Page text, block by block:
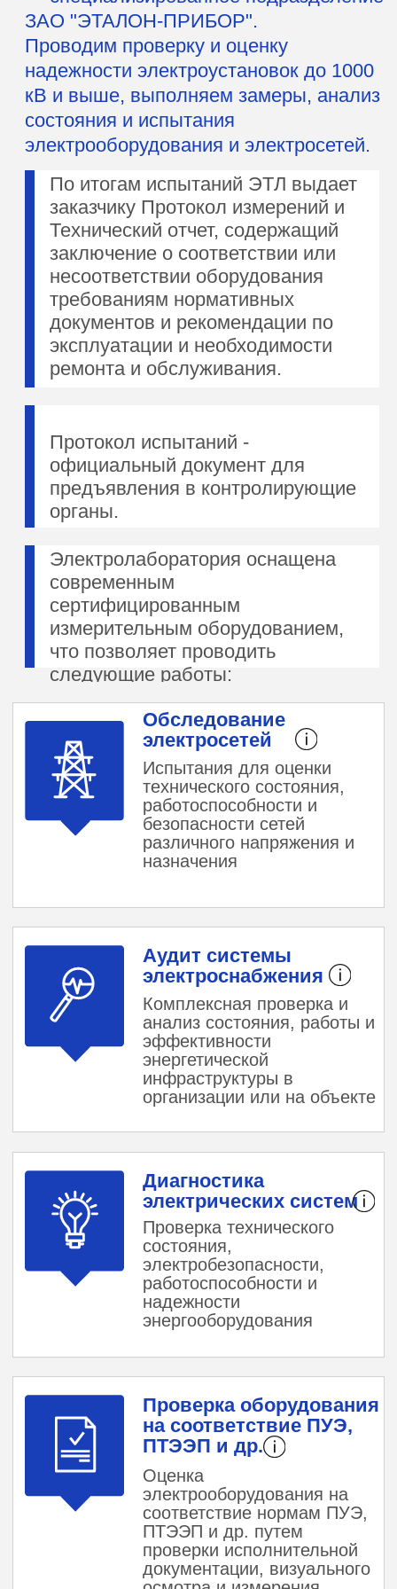
Электролаборатория оснащена
современным
сертифицированным
измерительным оборудованием,
что позволяет проводить
следующие работы:
предъявления в контролирующие
органы.
Испытания для оценки
технического состояния,
работоспособности и
безопасности сетей
различного напряжения и
назначения
Комплексная проверка и
организации или на объекте
Аудит системы
электроснабжения
электросетей
состояния,
электробезопасности,
работоспособности и
надежности
энергооборудования
Оценка
электрооборудования на
соответствие нормам ПУЭ,
ПТЭЭП и др. путем
проверки исполнительной
документации, визуального
осмотра и измерения
параметров
электрических систем
Проверка оборудования
на соответствие ПУЭ,
РЕГИОНЫ
РАБОТЫ ЭТЛ
УСЛУГИ
ЭЛЕКТРОЛАБОРАТОРИИ
ЭЛЕКТРОИЗМЕРЕНИЯ
В УСТАНОВКАХ ДО 1